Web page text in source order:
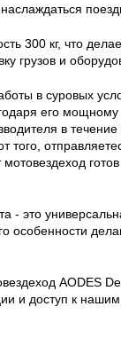
300 кг, что
грузов и
в суровых
его мощному
в
- это
особенности
AODES
и доступ к